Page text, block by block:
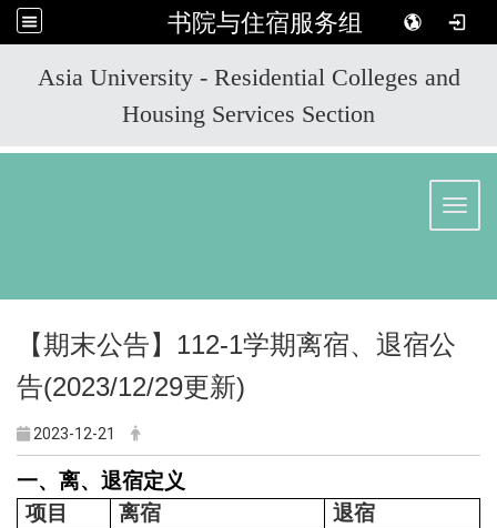
书院与住宿服务组
Asia University - Residential Colleges and
Housing Services Section
【期末公告】112-1学期离宿、退宿公
告(2023/12/29更新)
2023-12-21
一、离、退宿定义
项目
离宿
退宿